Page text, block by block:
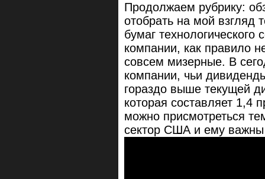
Продолжаем рубрику:
отобрать на мой взгляд
бумаг технологического
компании, как правило
совсем мизерные. В
компании, чьи
гораздо выше текущей
которая составляет 1,4
можно присмотреться
сектор США и ему